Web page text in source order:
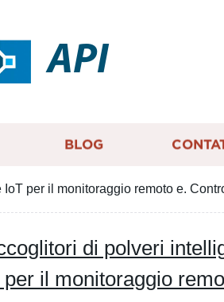
API
BLOG
per il monitoraggio remoto e.
di polveri
per il monitoraggio